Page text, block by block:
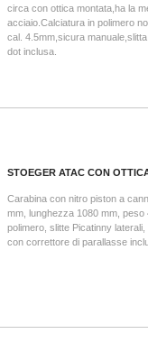
circa con ottica montata,ha la
acciaio.Calciatura in polimero
cal. 4.5mm,sicura
dot inclusa.
STOEGER ATAC CON
Carabina con nitro piston a
mm, lunghezza 1080 mm,
polimero, slitte Picatinny
con correttore di parallasse